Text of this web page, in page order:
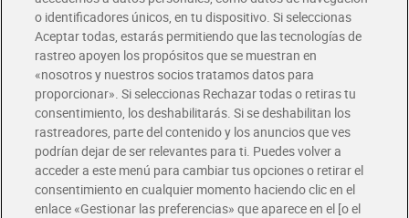
Envío gratis por compras superiores a 100€
Envío estandar por 4,99€
Glovo y Uber Eats
Solicita tu factura de Glovo o Uber Eats
Únete al CLUB Dia
Disfruta las ventajas y ofertas exclusivas.
Descárgate la APP Dia
o identificadores únicos, en tu dispositivo. Si seleccionas
Aceptar todas, estarás permitiendo que las tecnologías de
rastreo apoyen los propósitos que se muestran en
«nosotros y nuestros socios tratamos datos para
proporcionar». Si seleccionas Rechazar todas o retiras tu
consentimiento, los deshabilitarás. Si se deshabilitan los
rastreadores, parte del contenido y los anuncios que ves
podrían dejar de ser relevantes para ti. Puedes volver a
acceder a este menú para cambiar tus opciones o retirar el
consentimiento en cualquier momento haciendo clic en el
enlace «Gestionar las preferencias» que aparece en el [o el